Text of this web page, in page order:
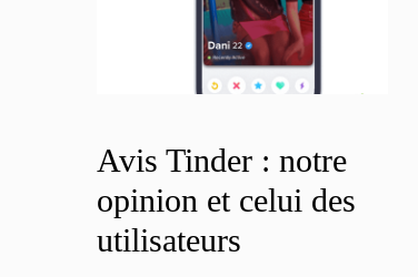
Avis Tinder : notre
opinion et celui des
utilisateurs